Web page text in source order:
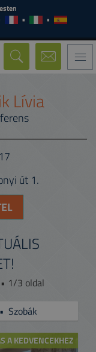
Lívia
út 1.
1/3 oldal
Szobák
A KEDVENCEKHEZ